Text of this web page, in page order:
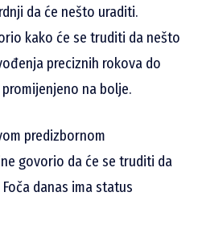
da će nešto uraditi.
kako će se truditi da nešto
preciznih rokova do
na bolje.
predizbornom
govorio da će se truditi da
danas ima status